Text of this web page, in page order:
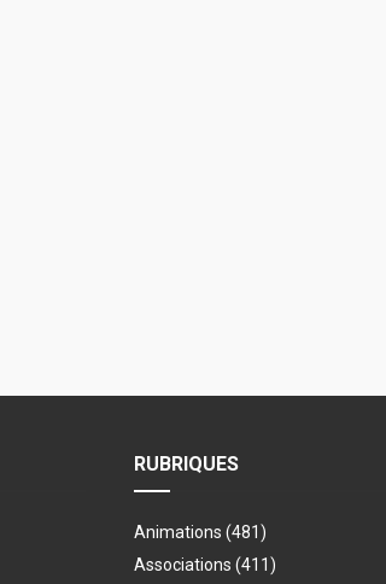
RUBRIQUES
Animations (481)
Associations (411)